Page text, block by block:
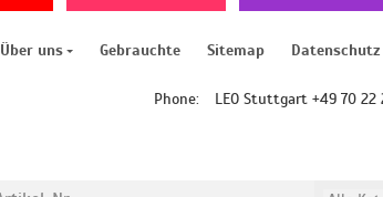
Über uns Gebrauchte Sitemap Datenschutz
Phone: LEO Stuttgart +49 70 22